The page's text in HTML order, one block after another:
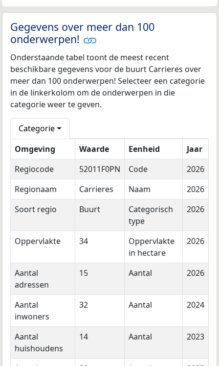
Gegevens over meer dan 100
onderwerpen!
Onderstaande tabel toont de meest recent
beschikbare gegevens voor de buurt Carrieres over
meer dan 100 onderwerpen! Selecteer een categorie
in de linkerkolom om de onderwerpen in die
categorie weer te geven.
Categorie
Omgeving
Waarde Eenheid
Jaar
Regiocode
52011F0PN Code
2026
Regionaam
Carrieres Naam
2026
Soort regio
Buurt
Categorisch
type
2026
Oppervlakte 34
Oppervlakte
in hectare
2026
Aantal
adressen
15 Aantal 2026
Aantal
inwoners
32 Aantal 2024
Aantal
huishoudens
14 Aantal 2023